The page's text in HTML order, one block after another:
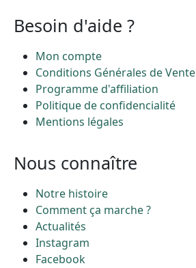
Besoin d'aide ?
Mon compte
Conditions Générales de Vente
Programme d'affiliation
Politique de confidencialité
Mentions légales
Nous connaître
Notre histoire
Comment ça marche ?
Actualités
Instagram
Facebook